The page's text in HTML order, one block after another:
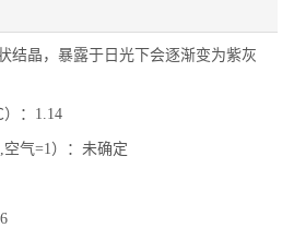
晶，暴露于日光下会逐渐变为紫灰
：1.14
气=1）：未确定